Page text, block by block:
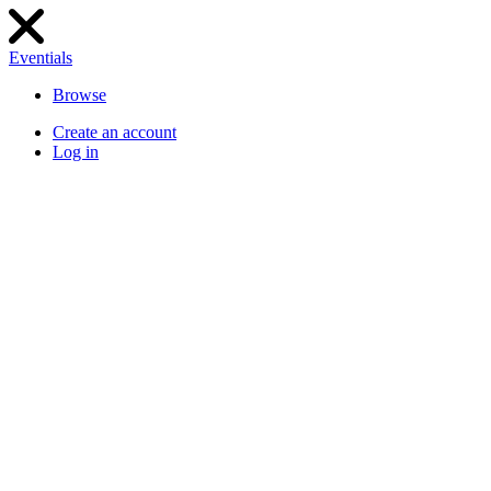
Eventials
Browse
Create an account
Log in